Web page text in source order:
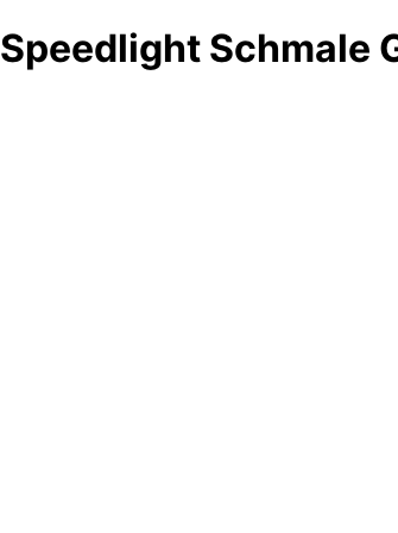
Speedlight Schmale